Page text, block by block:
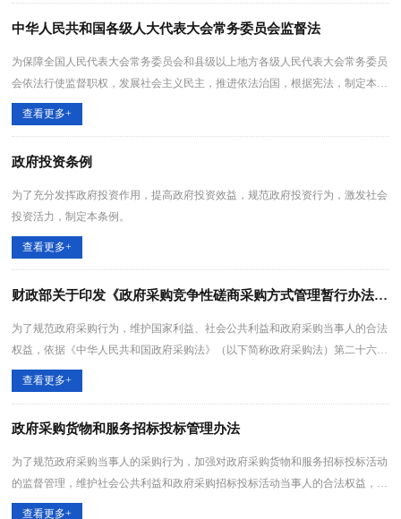
中华人民共和国各级人大代表大会常务委员会监督法
为保障全国人民代表大会常务委员会和县级以上地方各级人民代表大会常务委员
会依法行使监督职权，发展社会主义民主，推进依法治国，根据宪法，制定本
法.
查看更多+
政府投资条例
为了充分发挥政府投资作用，提高政府投资效益，规范政府投资行为，激发社会
投资活力，制定本条例。
查看更多+
财政部关于印发《政府采购竞争性磋商采购方式管理暂行办法》的通知
为了规范政府采购行为，维护国家利益、社会公共利益和政府采购当事人的合法
权益，依据《中华人民共和国政府采购法》（以下简称政府采购法）第二十六条
第一款第六项规定，制定本办法。
查看更多+
政府采购货物和服务招标投标管理办法
为了规范政府采购当事人的采购行为，加强对政府采购货物和服务招标投标活动
的监督管理，维护社会公共利益和政府采购招标投标活动当事人的合法权益，依
据《中华人民共和国政府采购法》（以下简称政府采购法）和其他有关法律规
查看更多+